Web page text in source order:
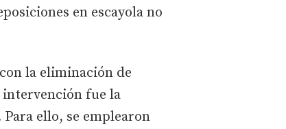
en escayola no
la eliminación de
intervención fue la
Para ello, se emplearon